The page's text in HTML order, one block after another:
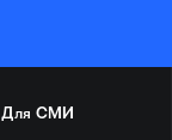
Для СМИ